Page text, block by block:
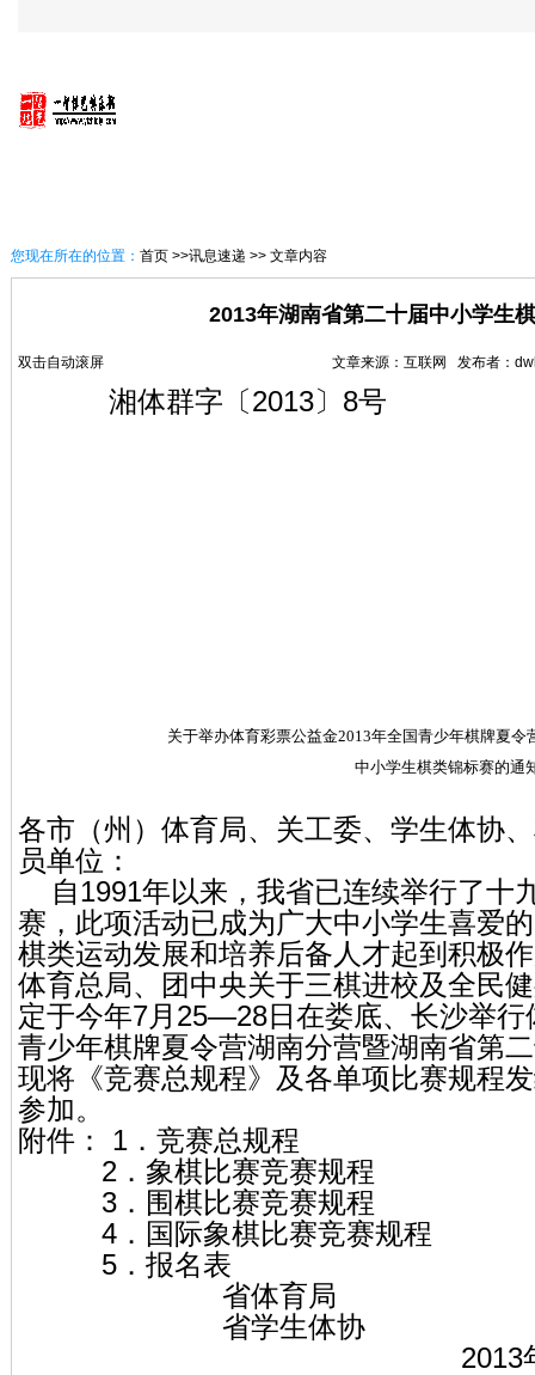
您现在所在的位置： 首页 >>讯息速递 >> 文章内容
2013年湖南省第二十届中小学生
双击自动滚屏 文章来源：互联网 发布者：
湘体群字〔2013〕8号
关于举办体育彩票公益金2013年全国青少年棋牌夏令
中小学生棋类锦标赛的通
各市（州）体育局、关工委、学生体协
员单位：
自1991年以来，我省已连续举行了十
赛，此项活动已成为广大中小学生喜爱
棋类运动发展和培养后备人才起到积极
体育总局、团中央关于三棋进校及全民
定于今年7月25—28日在娄底、长沙举
青少年棋牌夏令营湖南分营暨湖南省第
现将《竞赛总规程》及各单项比赛规程
参加。
附件： 1．竞赛总规程
2．象棋比赛竞赛规程
3．围棋比赛竞赛规程
4．国际象棋比赛竞赛规程
5．报名表
省体育局 省
省学生体协 省
2013